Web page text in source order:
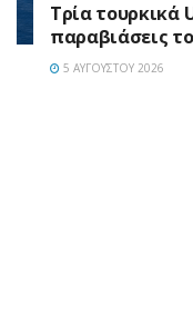
Τρία τουρκικά
παραβιάσεις
5 ΑΥΓΟΎΣΤΟΥ 2026